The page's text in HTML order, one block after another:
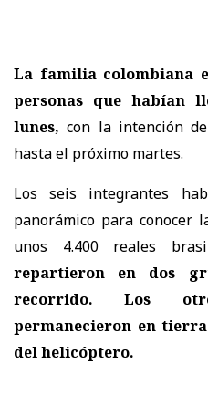
La familia colombiana
personas que habían
lunes, con la intención
hasta el próximo martes.
Los seis integrantes
panorámico para conocer
unos 4.400 reales
repartieron en dos
recorrido. Los
permanecieron en
del helicóptero.